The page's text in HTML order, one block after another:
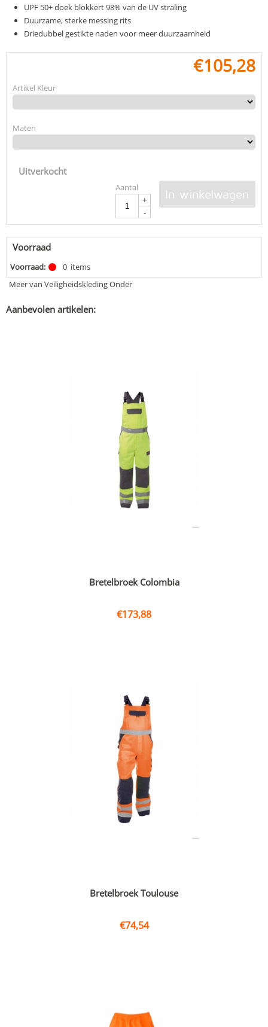
UPF 50+ doek blokkert 98% van de UV straling
Duurzame, sterke messing rits
Driedubbel gestikte naden voor meer duurzaamheid
€105,28
Artikel Kleur
Maten
Uitverkocht
Aantal
+
-
In winkelwagen
Voorraad
Voorraad: 0 items
Meer van Veiligheidskleding Onder
Aanbevolen artikelen:
Bretelbroek Colombia
€173,88
Bretelbroek Toulouse
€74,54